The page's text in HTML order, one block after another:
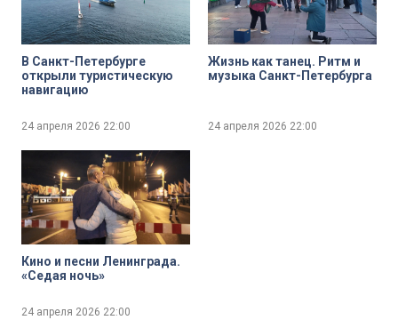
В Санкт-Петербурге
открыли туристическую
навигацию
24 апреля 2026 22:00
Жизнь как танец. Ритм и
музыка Санкт-Петербурга
24 апреля 2026 22:00
Кино и песни Ленинграда.
«Седая ночь»
24 апреля 2026 22:00